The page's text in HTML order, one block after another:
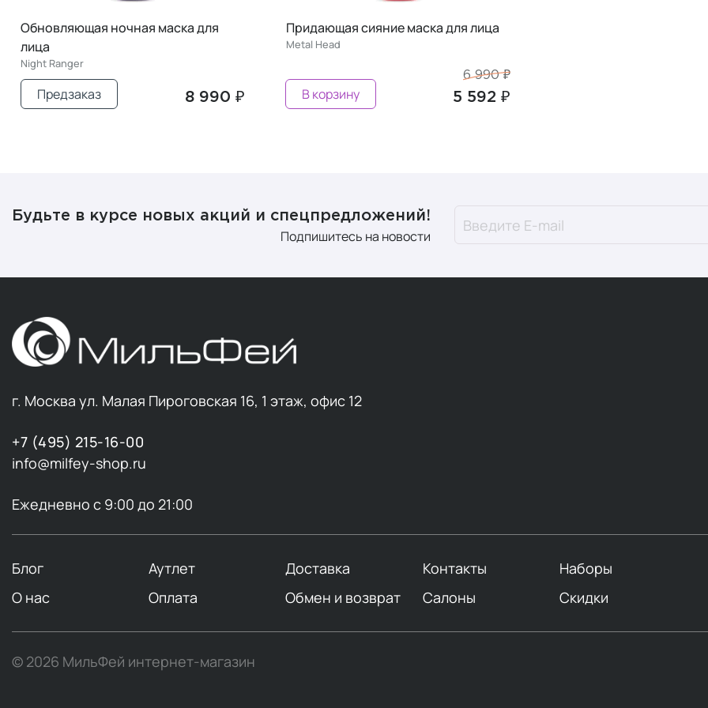
Обновляющая ночная маска для
лица
Night Ranger
8 990 ₽
Предзаказ
Придающая сияние маска для лица
Metal Head
6 990 ₽
5 592 ₽
В корзину
Будьте в курсе новых акций и спецпредложений!
Подпишитесь на новости
г. Москва ул. Малая Пироговская 16, 1 этаж, офис 12
+7 (495) 215-16-00
info@milfey-shop.ru
Ежедневно с 9:00 до 21:00
Блог Аутлет Доставка Контакты
Наборы
О нас
Оплата Обмен и возврат Салоны Скидки
© 2026 МильФей интернет-магазин